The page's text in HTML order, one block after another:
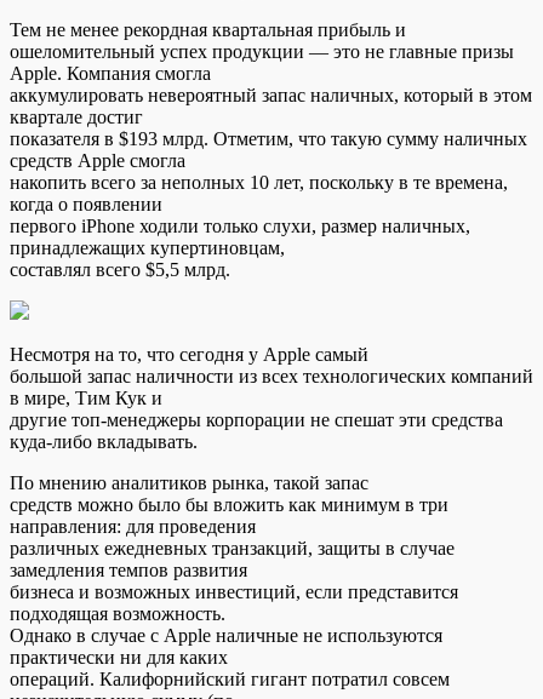
Тем не менее рекордная квартальная прибыль и
ошеломительный успех продукции — это не главные призы
Apple. Компания смогла
аккумулировать невероятный запас наличных, который в этом
квартале достиг
показателя в $193 млрд. Отметим, что такую сумму наличных
средств Apple смогла
накопить всего за неполных 10 лет, поскольку в те времена,
когда о появлении
первого iPhone ходили только слухи, размер наличных,
принадлежащих купертиновцам,
составлял всего $5,5 млрд.
Несмотря на то, что сегодня у Apple самый
большой запас наличности из всех технологических компаний
в мире, Тим Кук и
другие топ-менеджеры корпорации не спешат эти средства
куда-либо вкладывать.
По мнению аналитиков рынка, такой запас
средств можно было бы вложить как минимум в три
направления: для проведения
различных ежедневных транзакций, защиты в случае
замедления темпов развития
бизнеса и возможных инвестиций, если представится
подходящая возможность.
Однако в случае с Apple наличные не используются
практически ни для каких
операций. Калифорнийский гигант потратил совсем